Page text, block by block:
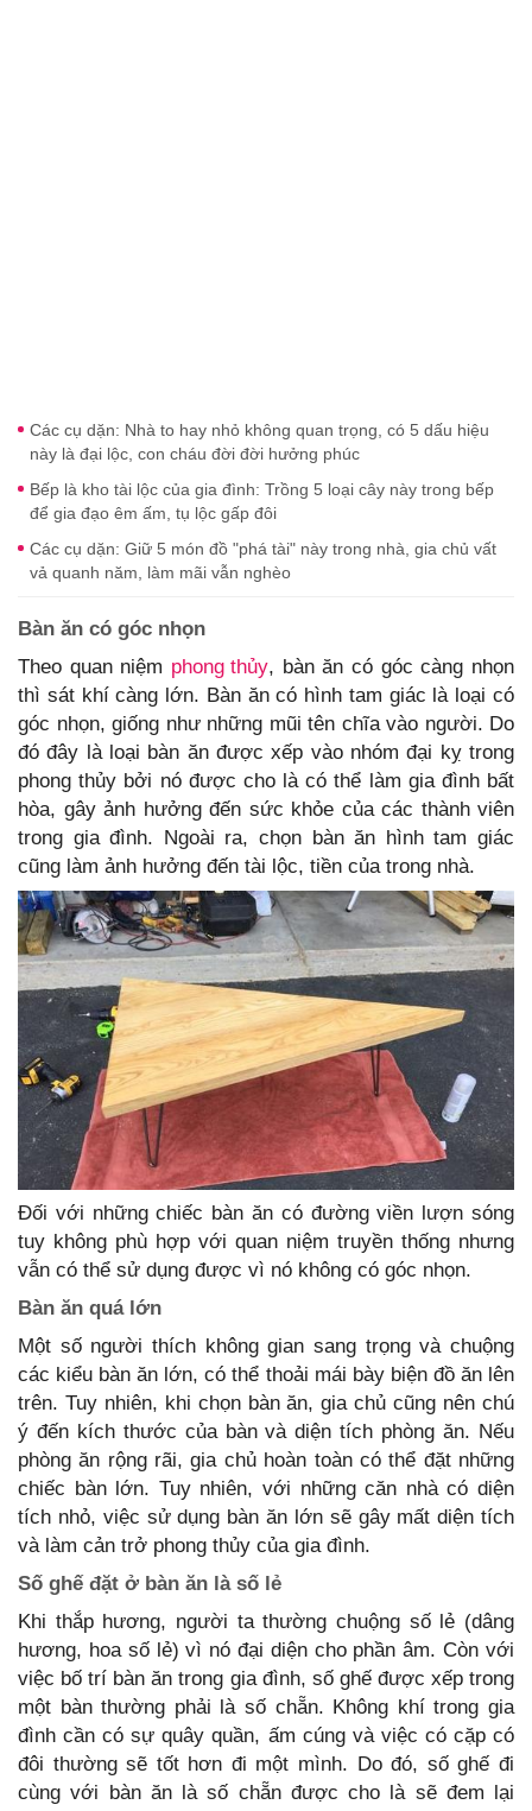
Các cụ dặn: Nhà to hay nhỏ không quan trọng, có 5 dấu hiệu
này là đại lộc, con cháu đời đời hưởng phúc
Bếp là kho tài lộc của gia đình: Trồng 5 loại cây này trong bếp
để gia đạo êm ấm, tụ lộc gấp đôi
Các cụ dặn: Giữ 5 món đồ "phá tài" này trong nhà, gia chủ vất
vả quanh năm, làm mãi vẫn nghèo
Bàn ăn có góc nhọn
Theo quan niệm phong thủy, bàn ăn có góc càng nhọn
thì sát khí càng lớn. Bàn ăn có hình tam giác là loại có
góc nhọn, giống như những mũi tên chĩa vào người. Do
đó đây là loại bàn ăn được xếp vào nhóm đại kỵ trong
phong thủy bởi nó được cho là có thể làm gia đình bất
hòa, gây ảnh hưởng đến sức khỏe của các thành viên
trong gia đình. Ngoài ra, chọn bàn ăn hình tam giác
cũng làm ảnh hưởng đến tài lộc, tiền của trong nhà.
Đối với những chiếc bàn ăn có đường viền lượn sóng
tuy không phù hợp với quan niệm truyền thống nhưng
vẫn có thể sử dụng được vì nó không có góc nhọn.
Bàn ăn quá lớn
Một số người thích không gian sang trọng và chuộng
các kiểu bàn ăn lớn, có thể thoải mái bày biện đồ ăn lên
trên. Tuy nhiên, khi chọn bàn ăn, gia chủ cũng nên chú
ý đến kích thước của bàn và diện tích phòng ăn. Nếu
phòng ăn rộng rãi, gia chủ hoàn toàn có thể đặt những
chiếc bàn lớn. Tuy nhiên, với những căn nhà có diện
tích nhỏ, việc sử dụng bàn ăn lớn sẽ gây mất diện tích
và làm cản trở phong thủy của gia đình.
Số ghế đặt ở bàn ăn là số lẻ
Khi thắp hương, người ta thường chuộng số lẻ (dâng
hương, hoa số lẻ) vì nó đại diện cho phần âm. Còn với
việc bố trí bàn ăn trong gia đình, số ghế được xếp trong
một bàn thường phải là số chẵn. Không khí trong gia
đình cần có sự quây quần, ấm cúng và việc có cặp có
đôi thường sẽ tốt hơn đi một mình. Do đó, số ghế đi
cùng với bàn ăn là số chẵn được cho là sẽ đem lại